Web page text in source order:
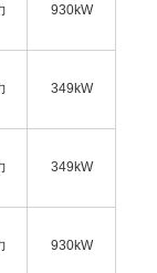
930kW
349kW
349kW
930kW